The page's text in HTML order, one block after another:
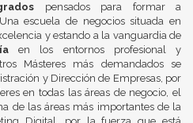
pensados para formar a
escuela de negocios situada en
y estando a la vanguardia de
en los entornos profesional y
Másteres más demandados se
y Dirección de Empresas, por
en todas las áreas de negocio, el
de las áreas más importantes de la